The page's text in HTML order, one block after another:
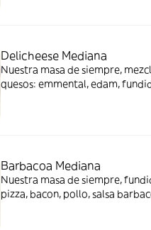
Delicheese Mediana
Nuestra masa de siempre,
quesos: emmental, edam,
confitado y orégano. El festival
Barbacoa Mediana
Nuestra masa de siempre,
pizza, bacon, pollo, salsa